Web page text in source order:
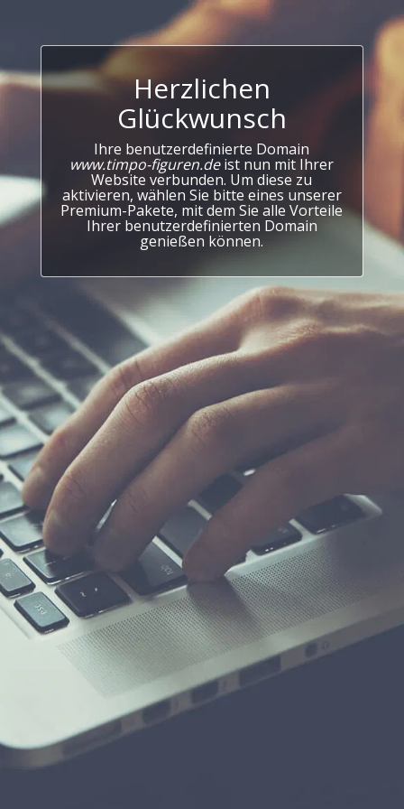
Herzlichen
Glückwunsch
Ihre benutzerdefinierte Domain
www.timpo-figuren.deist nun mit Ihrer
Website verbunden. Um diese zu
aktivieren, wählen Sie bitte eines unserer
Premium-Pakete, mit dem Sie alle Vorteile
Ihrer benutzerdefinierten Domain
genießen können.